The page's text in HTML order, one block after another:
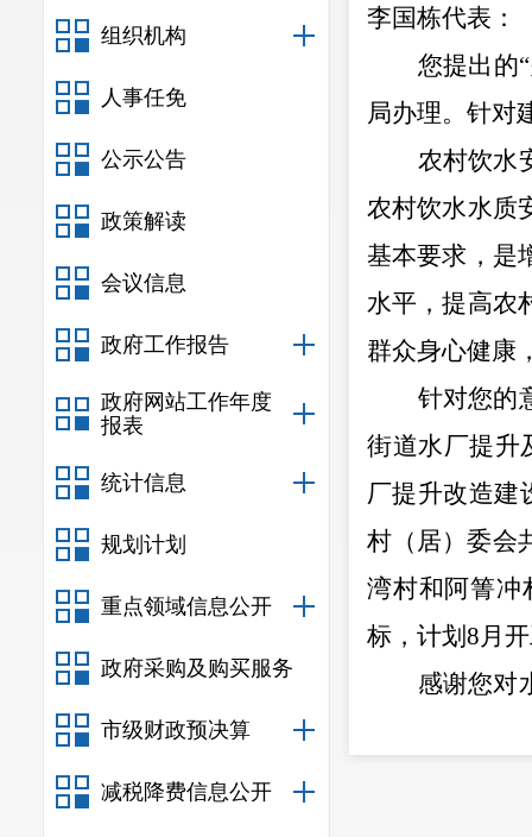
组织机构
人事任免
公示公告
政策解读
会议信息
政府工作报告
政府网站工作年度
报表
统计信息
规划计划
重点领域信息公开
政府采购及购买服务
市级财政预决算
减税降费信息公开
李国栋代表 ：
您提出的“
局办理。 针对
农村饮水
农村饮水水质
基本要求，是
水平，提高农
群众身心健康
针对您的
街道水厂提升
厂提升改造建
村（居）委会
湾村和阿箐冲
标，计划 8月
感谢您对